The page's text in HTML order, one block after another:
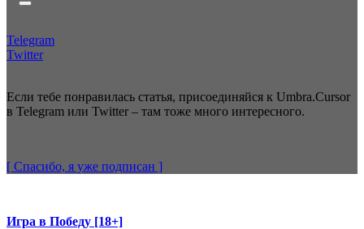
Telegram
Twitter
Если тебе понравилась статья, присоединяйся к Umbra.Cursor
в Telegram или Twitter – там тоже много интересного.
[ Спасибо, я уже подписан ]
Игра в Победу [18+]